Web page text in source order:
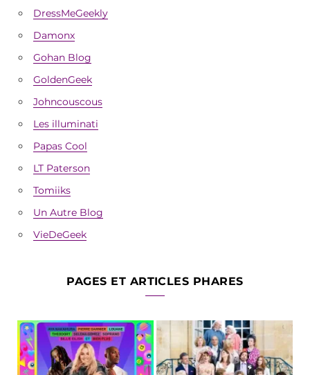
DressMeGeekly
Damonx
Gohan Blog
GoldenGeek
Johncouscous
Les illuminati
Papas Cool
LT Paterson
Tomiiks
Un Autre Blog
VieDeGeek
PAGES ET ARTICLES PHARES